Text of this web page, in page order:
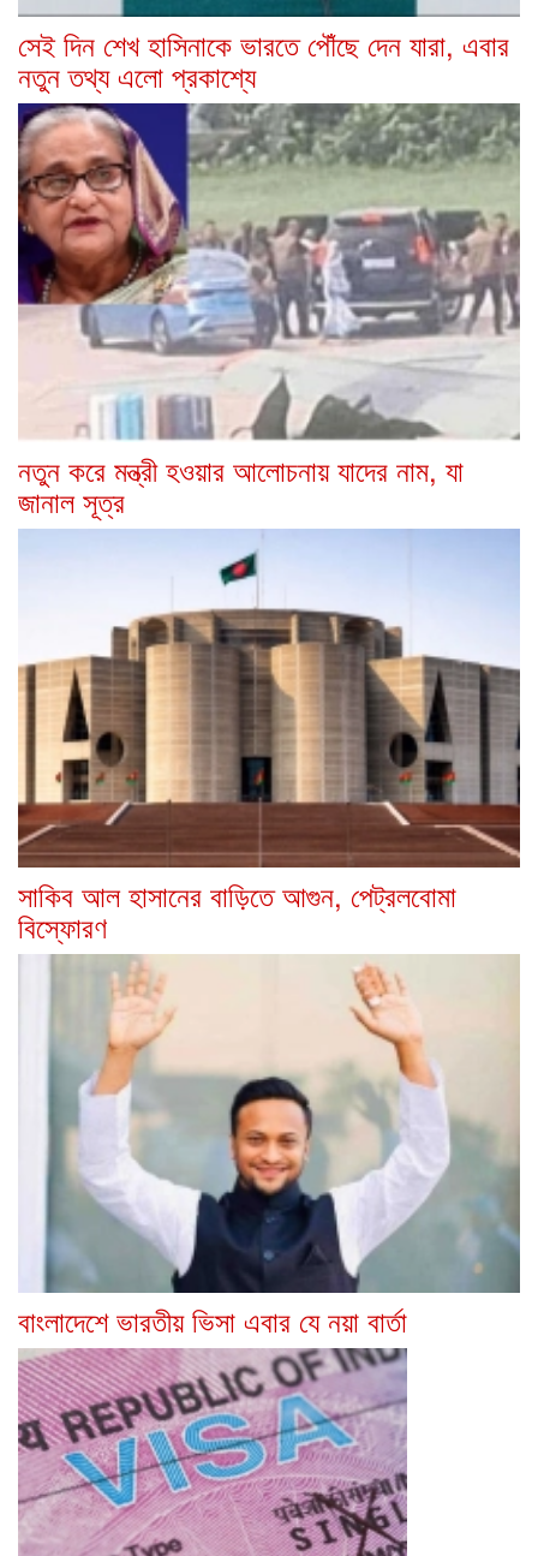
সেই দিন শেখ হাসিনাকে ভারতে পৌঁছে দেন যারা, এবার
নতুন তথ্য এলো প্রকাশ্যে
নতুন করে মন্ত্রী হওয়ার আলোচনায় যাদের নাম, যা
জানাল সূত্র
সাকিব আল হাসানের বাড়িতে আগুন, পেট্রলবোমা
বিস্ফোরণ
বাংলাদেশে ভারতীয় ভিসা এবার যে নয়া বার্তা